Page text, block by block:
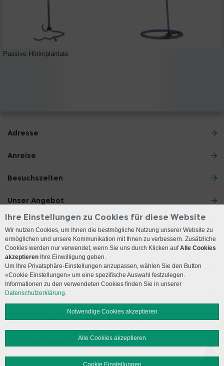
Passive Hörimplantate
Adresse
Anreise
Besuchszeiten
Unser Angebot
Patienteninformationen
Kontakt
Forschung
Social Media
Impressum Disclaimer Datenschutz Sitemap
Ihre Einstellungen zu Cookies für diese Website
Wir nutzen Cookies, um Ihnen die bestmögliche Nutzung unserer Website zu
ermöglichen und unsere Kommunikation mit Ihnen zu verbessern. Zusätzliche
Cookies werden nur verwendet, wenn Sie uns durch Klicken aufAlle Cookies
akzeptieren Ihre Einwilligung geben.
Um Ihre Privatsphäre-Einstellungen anzupassen, wählen Sie den Button
«Cookie Einstellungen» um eine spezifische Auswahl festzulegen.
Informationen zu den verwendeten Cookies finden Sie in unserer
Datenschutzerklärung.
Notwendige Cookies akzeptieren
Alle Cookies akzeptieren
Cookie Einstellungen